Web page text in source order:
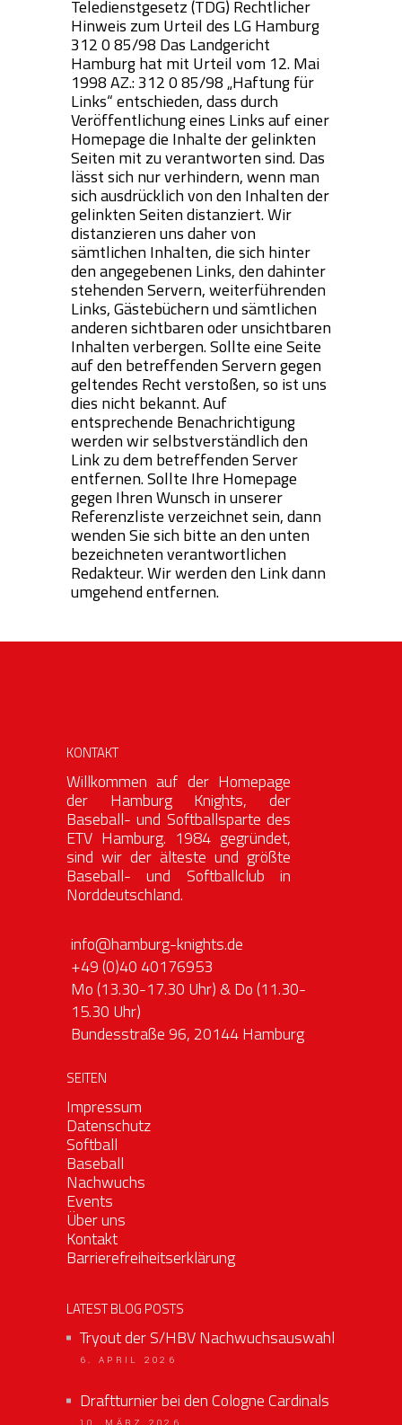
Teledienstgesetz (TDG) Rechtlicher
Hinweis zum Urteil des LG Hamburg
312 0 85/98 Das Landgericht
Hamburg hat mit Urteil vom 12. Mai
1998 AZ.: 312 0 85/98 „Haftung für
Links“ entschieden, dass durch
Veröffentlichung eines Links auf einer
Homepage die Inhalte der gelinkten
Seiten mit zu verantworten sind. Das
lässt sich nur verhindern, wenn man
sich ausdrücklich von den Inhalten der
gelinkten Seiten distanziert. Wir
distanzieren uns daher von
sämtlichen Inhalten, die sich hinter
den angegebenen Links, den dahinter
stehenden Servern, weiterführenden
Links, Gästebüchern und sämtlichen
anderen sichtbaren oder unsichtbaren
Inhalten verbergen. Sollte eine Seite
auf den betreffenden Servern gegen
geltendes Recht verstoßen, so ist uns
dies nicht bekannt. Auf
entsprechende Benachrichtigung
werden wir selbstverständlich den
Link zu dem betreffenden Server
entfernen. Sollte Ihre Homepage
gegen Ihren Wunsch in unserer
Referenzliste verzeichnet sein, dann
wenden Sie sich bitte an den unten
bezeichneten verantwortlichen
Redakteur. Wir werden den Link dann
umgehend entfernen.
KONTAKT
Willkommen auf der Homepage
der Hamburg Knights, der
Baseball- und Softballsparte des
ETV Hamburg. 1984 gegründet,
sind wir der älteste und größte
Baseball- und Softballclub in
Norddeutschland.
info@hamburg-knights.de
+49 (0)40 40176953
Mo (13.30-17.30 Uhr) & Do (11.30-
15.30 Uhr)
Bundesstraße 96, 20144 Hamburg
SEITEN
Impressum
Datenschutz
Softball
Baseball
Nachwuchs
Events
Über uns
Kontakt
Barrierefreiheitserklärung
LATEST BLOG POSTS
Tryout der S/HBV Nachwuchsauswahl
6. APRIL 2026
Draftturnier bei den Cologne Cardinals